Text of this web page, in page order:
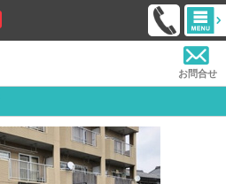
お問合せ